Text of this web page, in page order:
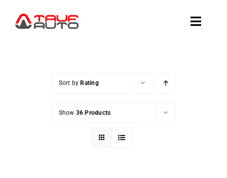
Toggle
AUTODE TELLIMINE
Sort by Rating
Show 36 Products